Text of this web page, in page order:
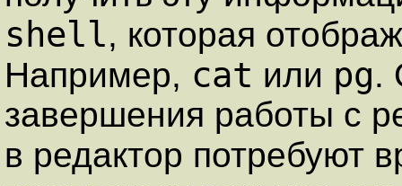
shell, которая
Например, cat или pg.
завершения работы с
в редактор потребуют